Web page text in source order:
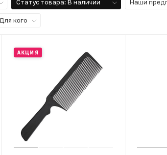
Статус товара: В наличии Наши
Для кого
АКЦИЯ